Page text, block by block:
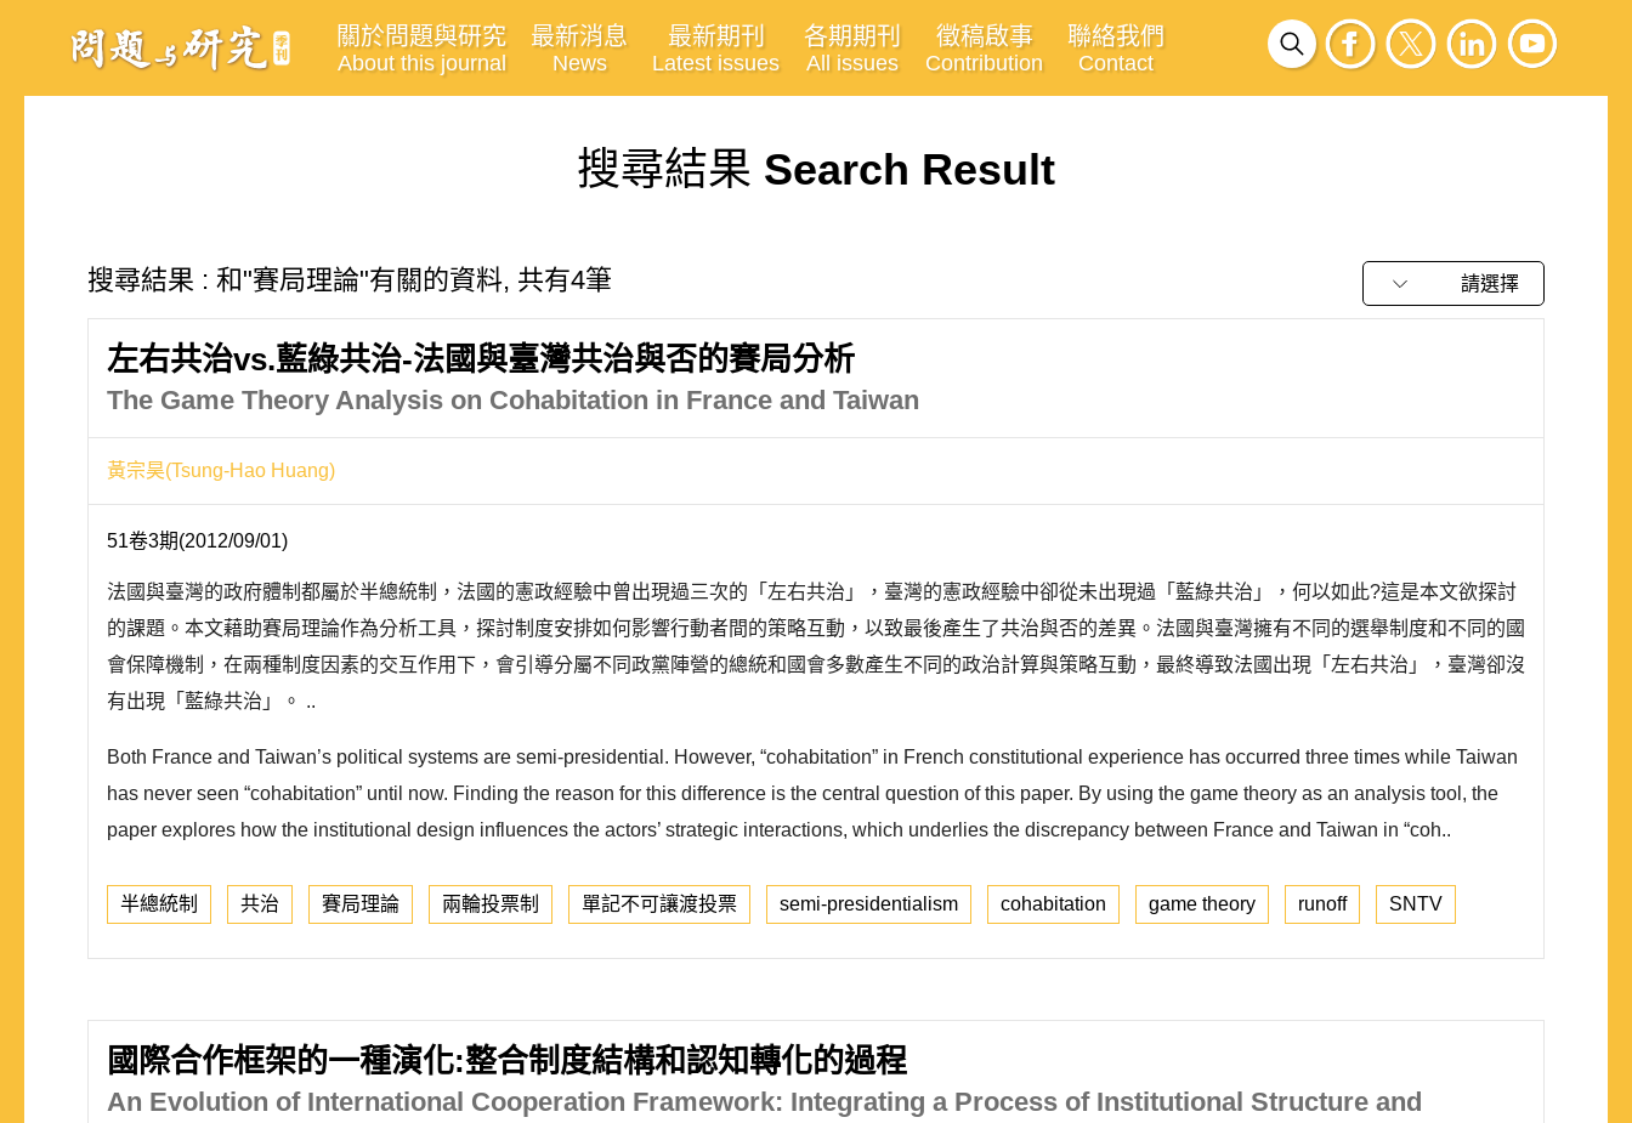
關於問題與研究
About this journal
最新消息
News
最新期刊
Latest issues
各期期刊
All issues
徵稿啟事
Contribution
聯絡我們
Contact
搜尋結果 Search Result
搜尋結果 : 和"賽局理論"有關的資料, 共有4筆 請選擇
左右共治vs.藍綠共治-法國與臺灣共治與否的賽局分析
The Game Theory Analysis on Cohabitation in France and Taiwan
黃宗昊(Tsung-Hao Huang)
51卷3期(2012/09/01)
法國與臺灣的政府體制都屬於半總統制，法國的憲政經驗中曾出現過三次的「左右共治」，臺灣的憲政經驗中卻從未出現過「藍綠共治」，何以如此?這是本文欲探討
的課題。本文藉助賽局理論作為分析工具，探討制度安排如何影響行動者間的策略互動，以致最後產生了共治與否的差異。法國與臺灣擁有不同的選舉制度和不同的國
會保障機制，在兩種制度因素的交互作用下，會引導分屬不同政黨陣營的總統和國會多數產生不同的政治計算與策略互動，最終導致法國出現「左右共治」，臺灣卻沒
有出現「藍綠共治」。 ..
Both France and Taiwan’s political systems are semi-presidential. However, “cohabitation” in French constitutional experience has occurred three times while Taiwan
has never seen “cohabitation” until now. Finding the reason for this difference is the central question of this paper. By using the game theory as an analysis tool, the
paper explores how the institutional design influences the actors’ strategic interactions, which underlies the discrepancy between France and Taiwan in “coh..
半總統制 共治 賽局理論 兩輪投票制 單記不可讓渡投票 semi-presidentialism cohabitation game theory runoff SNTV
國際合作框架的一種演化:整合制度結構和認知轉化的過程
An Evolution of International Cooperation Framework: Integrating a Process of Institutional Structure and